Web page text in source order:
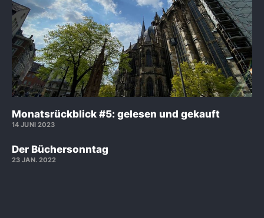
Monatsrückblick #5: gelesen und gekauft
14 JUNI 2023
Der Büchersonntag
23 JAN. 2022